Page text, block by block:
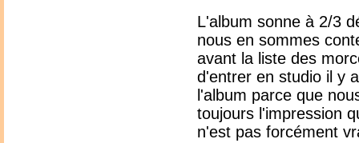
L'album sonne à 2/3
nous en sommes
avant la liste des
d'entrer en studio il y
l'album parce que
toujours l'impression
n'est pas forcément